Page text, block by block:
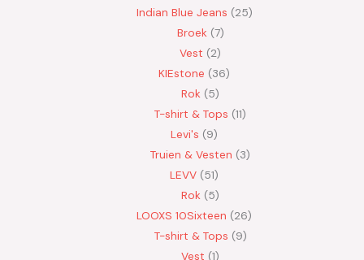
Indian Blue Jeans 25
Broek 7
Vest
2
KIEstone
36
Rok
5
T-shirt & Tops 11
Levi's
9
Truien & Vesten
3
LEVV 51
Rok
5
LOOXS 10Sixteen
26
T-shirt & Tops 9
Vest 1